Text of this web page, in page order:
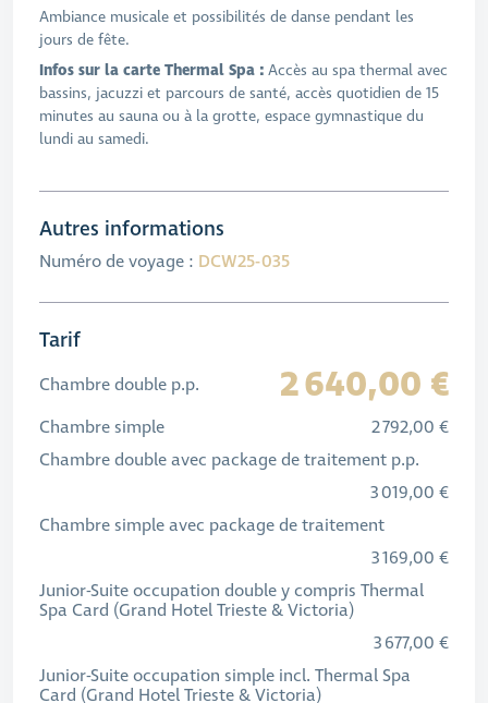
Ambiance musicale et possibilités de danse pendant les
jours de fête.
Infos sur la carte Thermal Spa : Accès au spa thermal avec
bassins, jacuzzi et parcours de santé, accès quotidien de 15
minutes au sauna ou à la grotte, espace gymnastique du
lundi au samedi.
Autres informations
Numéro de voyage : DCW25-035
Tarif
Chambre double p.p. 2 640,00 €
Chambre simple
2 792,00 €
Chambre double avec package de traitement p.p.
3 019,00 €
Chambre simple avec package de traitement
3 169,00 €
Junior-Suite occupation double y compris Thermal
Spa Card (Grand Hotel Trieste & Victoria)
3 677,00 €
Junior-Suite occupation simple incl. Thermal Spa
Card (Grand Hotel Trieste & Victoria)